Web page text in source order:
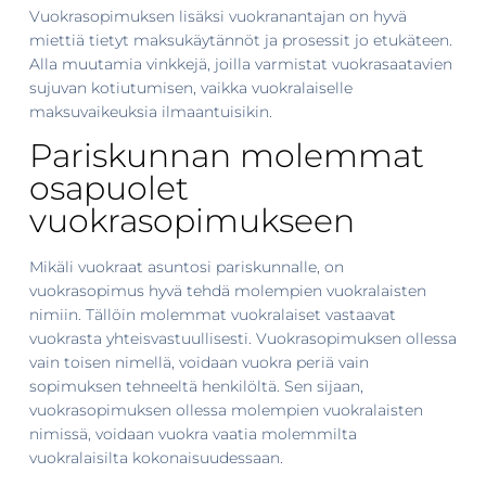
Vuokrasopimuksen lisäksi vuokranantajan on hyvä
miettiä tietyt maksukäytännöt ja prosessit jo etukäteen.
Alla muutamia vinkkejä, joilla varmistat vuokrasaatavien
sujuvan kotiutumisen, vaikka vuokralaiselle
maksuvaikeuksia ilmaantuisikin.
Pariskunnan molemmat
osapuolet
vuokrasopimukseen
Mikäli vuokraat asuntosi pariskunnalle, on
vuokrasopimus hyvä tehdä molempien vuokralaisten
nimiin. Tällöin molemmat vuokralaiset vastaavat
vuokrasta yhteisvastuullisesti. Vuokrasopimuksen ollessa
vain toisen nimellä, voidaan vuokra periä vain
sopimuksen tehneeltä henkilöltä. Sen sijaan,
vuokrasopimuksen ollessa molempien vuokralaisten
nimissä, voidaan vuokra vaatia molemmilta
vuokralaisilta kokonaisuudessaan.